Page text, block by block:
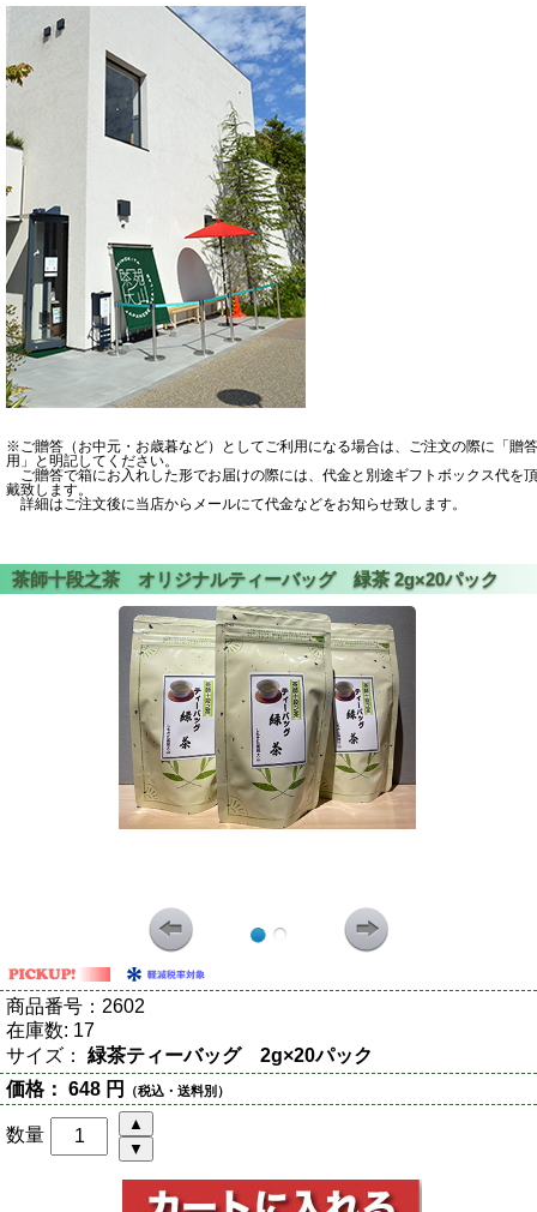
※ご贈答（お中元・お歳暮など）としてご利用になる場合は、ご注文の際に「贈答
用」と明記してください。
ご贈答で箱にお入れした形でお届けの際には、代金と別途ギフトボックス代を頂
戴致します。
詳細はご注文後に当店からメールにて代金などをお知らせ致します。
商品番号： 2602
在庫数: 17
サイズ： 緑茶ティーバッグ 2g×20パック
価格： 648 円 （税込・送料別）
数量